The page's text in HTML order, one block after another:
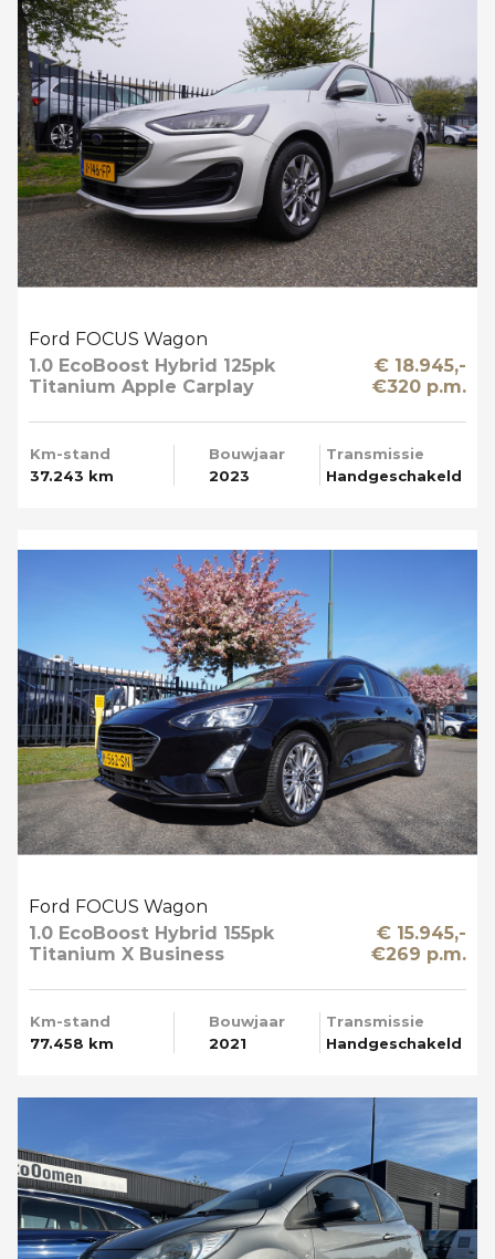
Ford FOCUS Wagon
1.0 EcoBoost Hybrid 125pk
Titanium Apple Carplay
€ 18.945,-
€320 p.m.
Km-stand
37.243 km
Bouwjaar
2023
Transmissie
Handgeschakeld
Ford FOCUS Wagon
1.0 EcoBoost Hybrid 155pk
Titanium X Business
€ 15.945,-
€269 p.m.
Km-stand
77.458 km
Bouwjaar
2021
Transmissie
Handgeschakeld